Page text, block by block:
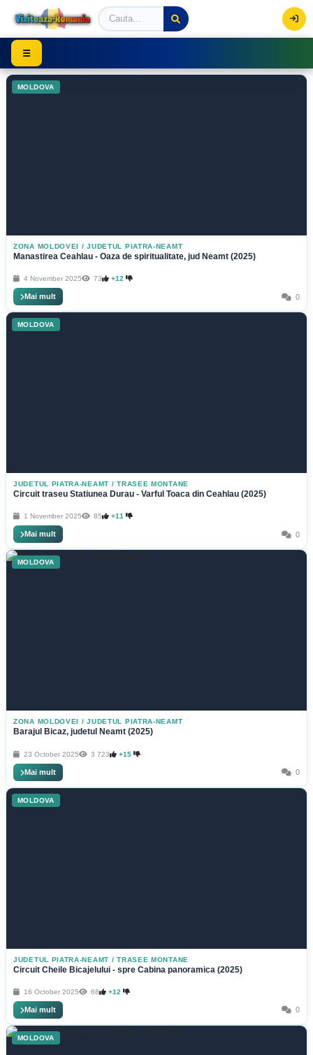
Viziteaza Romania | Obiective Turistice | Trasee
☰
MOLDOVA
ZONA MOLDOVEI /JUDETUL PIATRA-NEAMT
Manastirea Ceahlau - Oaza de spiritualitate, jud Neamt (2025)
4 November 2025 73 +12
Mai mult 0
MOLDOVA
JUDETUL PIATRA-NEAMT /TRASEE MONTANE
Circuit traseu Statiunea Durau - Varful Toaca din Ceahlau (2025)
1 November 2025 85 +11
Mai mult 0
MOLDOVA
ZONA MOLDOVEI /JUDETUL PIATRA-NEAMT
Barajul Bicaz, judetul Neamt (2025)
23 October 2025 3 723 +15
Mai mult 0
MOLDOVA
JUDETUL PIATRA-NEAMT /TRASEE MONTANE
Circuit Cheile Bicajelului - spre Cabina panoramica (2025)
16 October 2025 68 +12
Mai mult 0
MOLDOVA